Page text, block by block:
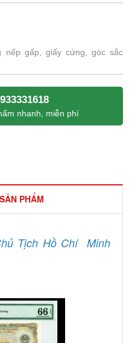
gấp, giấy cứng, góc sắc
nhanh, miễn phí
PHẨM
Tịch Hồ Chí Minh